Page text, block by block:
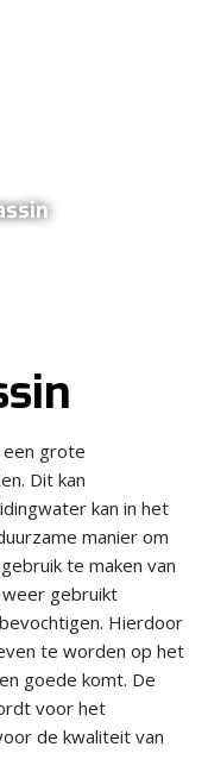
een grote
Dit kan
kan in het
manier om
te maken van
gebruikt
Hierdoor
te worden op het
goede komt. De
voor het
de kwaliteit van